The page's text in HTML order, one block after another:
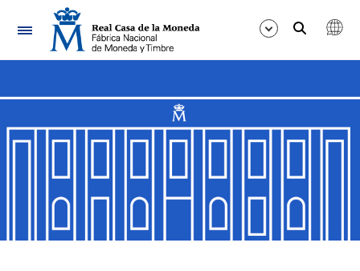
Navigation
Show/Hide
Show/Hide
Show/Hide